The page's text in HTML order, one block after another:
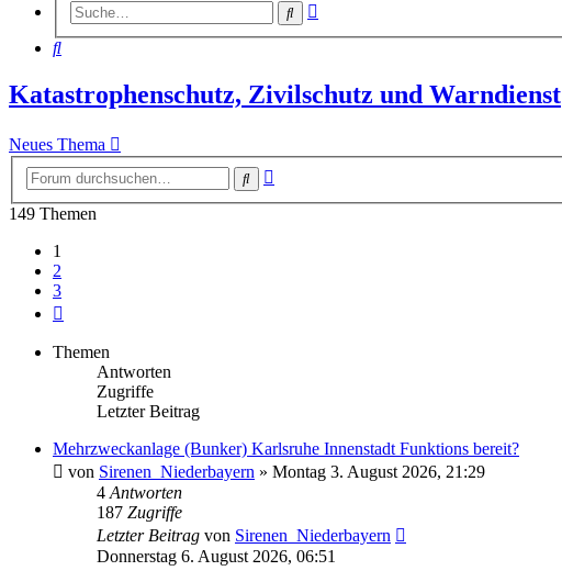
Suche
Suche
Katastrophenschutz, Zivilschutz und Warndienst
Neues Thema
Suche
149 Themen
1
2
3
Themen
Antworten
Zugriffe
Letzter Beitrag
Mehrzweckanlage (Bunker) Karlsruhe Innenstadt Funktions bereit?
von Sirenen_Niederbayern » Montag 3. August 2026, 21:29
4 Antworten
187 Zugriffe
Letzter Beitrag von Sirenen_Niederbayern
Donnerstag 6. August 2026, 06:51